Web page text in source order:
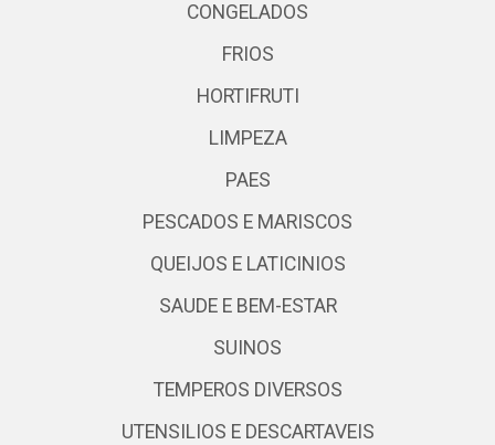
CONGELADOS
FRIOS
HORTIFRUTI
LIMPEZA
PAES
PESCADOS E MARISCOS
QUEIJOS E LATICINIOS
SAUDE E BEM-ESTAR
SUINOS
TEMPEROS DIVERSOS
UTENSILIOS E DESCARTAVEIS